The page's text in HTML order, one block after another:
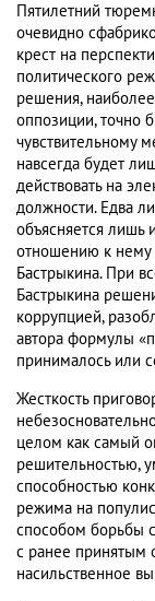
Пятилетний
очевидно
крест на
политического
решения,
оппозиции, точно
чувствительному
навсегда будет
действовать на
должности. Едва
объясняется лишь
отношению к нему
Бастрыкина. При
Бастрыкина
коррупцией,
автора формулы
принималось или
Жесткость
целом как самый
решительностью,
способностью
режима на
способом борьбы с
с ранее принятым
насильственное